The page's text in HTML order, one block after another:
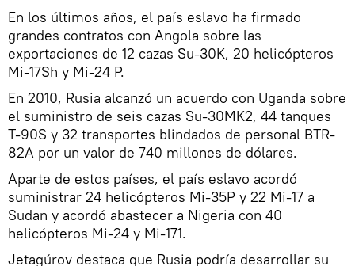
En los últimos años, el país eslavo ha firmado
grandes contratos con Angola sobre las
exportaciones de 12 cazas Su-30K, 20 helicópteros
Mi-17Sh y Mi-24 P.
En 2010, Rusia alcanzó un acuerdo con Uganda sobre
el suministro de seis cazas Su-30MK2, 44 tanques
T-90S y 32 transportes blindados de personal BTR-
82A por un valor de 740 millones de dólares.
Aparte de estos países, el país eslavo acordó
suministrar 24 helicópteros Mi-35P y 22 Mi-17 a
Sudan y acordó abastecer a Nigeria con 40
helicópteros Mi-24 y Mi-171.
Jetagúrov destaca que Rusia podría desarrollar su